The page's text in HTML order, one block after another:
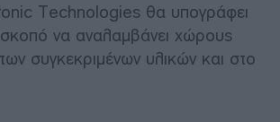
Technologies θα υπογράφει
να αναλαμβάνει χώρους
συγκεκριμένων υλικών και στο